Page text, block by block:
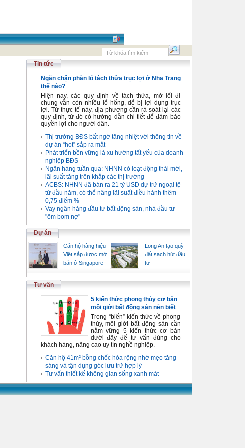
Tin tức
Ngăn chặn phân lô tách thửa trục lợi ở Nha Trang
thế nào?
Hiện nay, các quy định về tách thửa, mở lối đi
chung vẫn còn nhiều lổ hổng, dễ bị lợi dụng trục
lợi. Từ thực tế này, địa phương cần rà soát lại các
quy định, từ đó có hướng dẫn chi tiết để đảm bảo
quyền lợi cho người dân.
Thị trường BĐS bất ngờ tăng nhiệt với thông tin về
dự án “hot” sắp ra mắt
Phát triển bền vững là xu hướng tất yếu của doanh
nghiệp BĐS
Ngân hàng tuần qua: NHNN có loạt động thái mới,
lãi suất tăng trên khắp các thị trường
ACBS: NHNN đã bán ra 21 tỷ USD dự trữ ngoại tệ
từ đầu năm, có thể nâng lãi suất điều hành thêm
0,75 điểm %
Vay ngân hàng đầu tư bất động sản, nhà đầu tư
"ôm bom nợ"
Dự án
Căn hộ hàng hiệu
Việt sắp được mở
bán ở Singapore
Long An tạo quỹ
đất sạch hút đầu
tư
Tư vấn
5 kiến thức phong thủy cơ bản
môi giới bất động sản nên biết
Trong “biển” kiến thức về phong
thủy, môi giới bất động sản cần
nắm vững 5 kiến thức cơ bản
dưới đây để tư vấn đúng cho
khách hàng, nâng cao uy tín nghề nghiệp.
Căn hộ 41m² bỗng chốc hóa rộng nhờ mẹo tăng
sáng và tận dụng góc lưu trữ hợp lý
Tư vấn thiết kế không gian sống xanh mát